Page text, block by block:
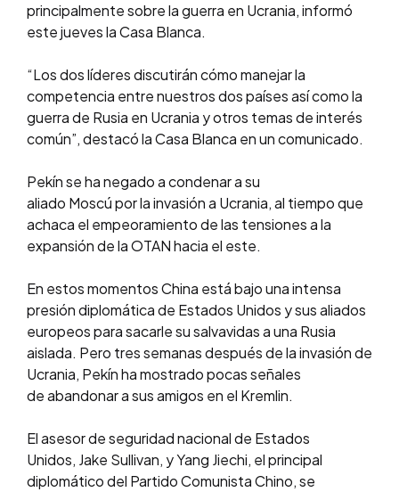
principalmente sobre la guerra en Ucrania, informó
este jueves la Casa Blanca.
“Los dos líderes discutirán cómo manejar la
competencia entre nuestros dos países así como la
guerra de Rusia en Ucrania y otros temas de interés
común”, destacó la Casa Blanca en un comunicado.
Pekín se ha negado a condenar a su
aliado Moscú por la invasión a Ucrania, al tiempo que
achaca el empeoramiento de las tensiones a la
expansión de la OTAN hacia el este.
En estos momentos China está bajo una intensa
presión diplomática de Estados Unidos y sus aliados
europeos para sacarle su salvavidas a una Rusia
aislada. Pero tres semanas después de la invasión de
Ucrania, Pekín ha mostrado pocas señales
de abandonar a sus amigos en el Kremlin.
El asesor de seguridad nacional de Estados
Unidos, Jake Sullivan, y Yang Jiechi, el principal
diplomático del Partido Comunista Chino, se